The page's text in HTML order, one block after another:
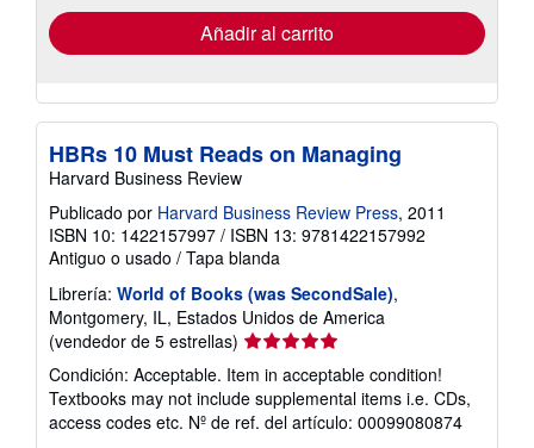
envío
Añadir al carrito
HBRs 10 Must Reads on Managing
Harvard Business Review
Publicado por Harvard Business Review Press, 2011
ISBN 10: 1422157997 / ISBN 13: 9781422157992
Antiguo o usado / Tapa blanda
Librería: World of Books (was SecondSale),
Montgomery, IL, Estados Unidos de America
(vendedor de 5 estrellas) Calificación
vendedor:
5
de
Condición: Acceptable. Item in acceptable condition!
Textbooks may not include supplemental items i.e. CDs,
access codes etc. Nº de ref. del artículo: 00099080874